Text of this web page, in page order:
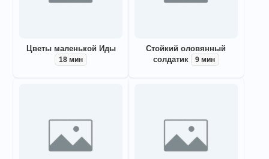
Цветы маленькой Иды
18 мин
Стойкий оловянный
солдатик
9 мин